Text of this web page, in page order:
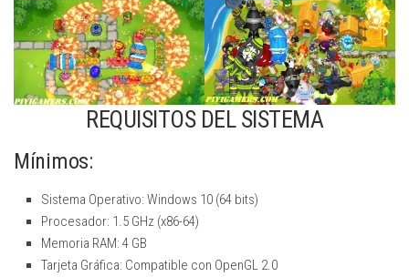
REQUISITOS DEL SISTEMA
Mínimos:
Sistema Operativo: Windows 10 (64 bits)
Procesador: 1.5 GHz (x86-64)
Memoria RAM: 4 GB
Tarjeta Gráfica: Compatible con OpenGL 2.0